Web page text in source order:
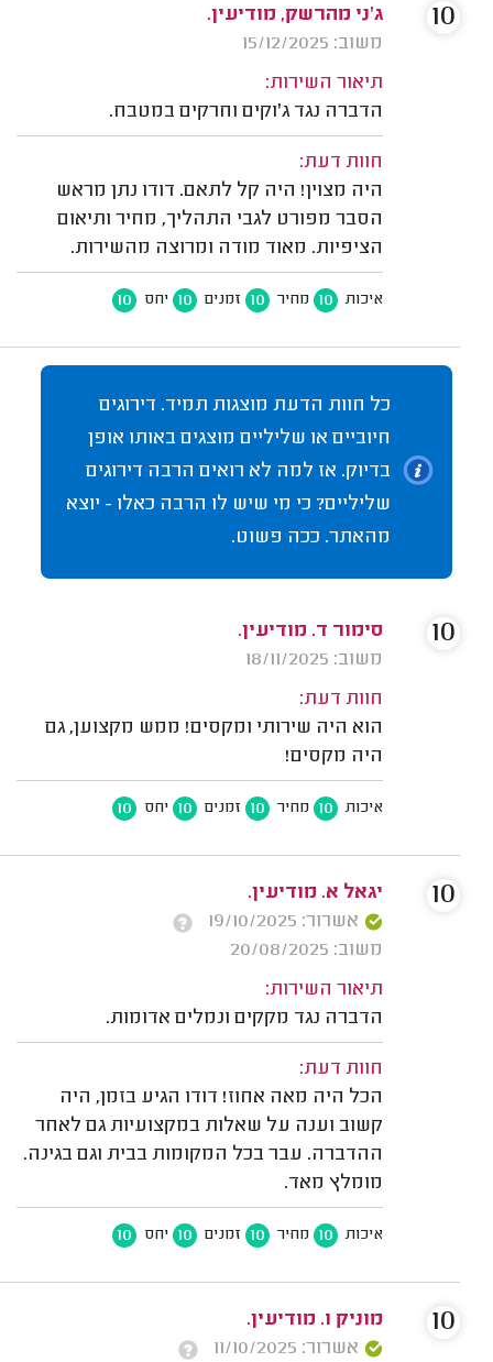
ג'ני מהרשק, מודיעין.
משוב: 15/12/2025
תיאור השירות:
הדברה נגד ג'וקים וחרקים במטבח.
חוות דעת:
היה מצוין! היה קל לתאם. דודו נתן מראש
הסבר מפורט לגבי התהליך, מחיר ותיאום
הציפיות. מאוד מודה ומרוצה מהשירות.
איכות 10 מחיר 10 זמנים 10 יחס 10
10
כל חוות הדעת מוצגות תמיד. דירוגים
חיוביים או שליליים מוצגים באותו אופן
בדיוק. אז למה לא רואים הרבה דירוגים
שליליים? כי מי שיש לו הרבה כאלו - יוצא
מהאתר. ככה פשוט.
סימור ד. מודיעין.
משוב: 18/11/2025
חוות דעת:
הוא היה שירותי ומקסים! ממש מקצוען, גם
היה מקסים!
איכות 10 מחיר 10 זמנים 10 יחס 10
10
יגאל א. מודיעין.
אשרור: 19/10/2025
משוב: 20/08/2025
תיאור השירות:
הדברה נגד מקקים ונמלים אדומות.
חוות דעת:
הכל היה מאה אחוז! דודו הגיע בזמן, היה
קשוב וענה על שאלות במקצועיות גם לאחר
ההדברה. עבר בכל המקומות בבית וגם בגינה.
מומלץ מאד.
איכות 10 מחיר 10 זמנים 10 יחס 10
10
מוניק ו. מודיעין.
אשרור: 11/10/2025
10